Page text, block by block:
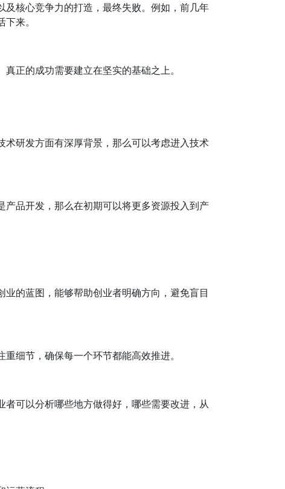
核心竞争力的打造，最终失败。例如，前几年
来。
正的成功需要建立在坚实的基础之上。
研发方面有深厚背景，那么可以考虑进入技术
品开发，那么在初期可以将更多资源投入到产
的蓝图，能够帮助创业者明确方向，避免盲目
细节，确保每一个环节都能高效推进。
可以分析哪些地方做得好，哪些需要改进，从